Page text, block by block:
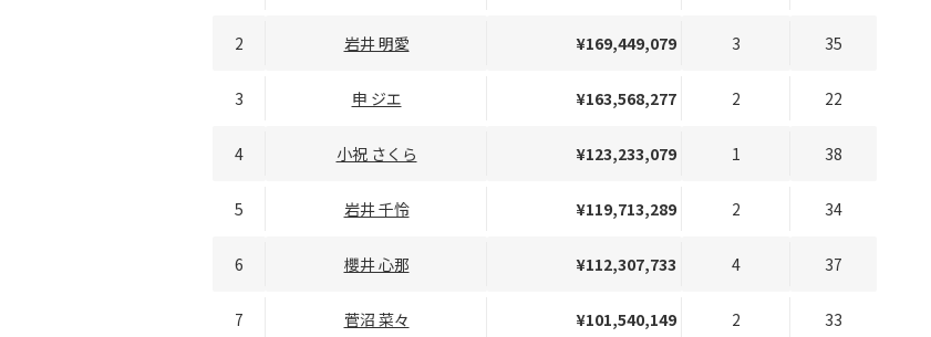
2 岩井 明愛 ¥169,449,079 3 35
3 申 ジエ ¥163,568,277 2 22
4 小祝 さくら ¥123,233,079 1 38
5 岩井 千怜 ¥119,713,289 2 34
6 櫻井 心那 ¥112,307,733 4 37
7 菅沼 菜々 ¥101,540,149 2 33